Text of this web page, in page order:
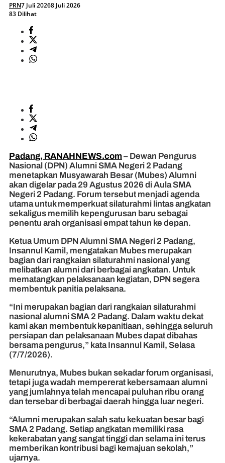
PRN7 Juli 20268 Juli 2026
83 Dilihat
Padang, RANAHNEWS.com– Dewan Pengurus
Nasional (DPN) Alumni SMA Negeri 2 Padang
menetapkan Musyawarah Besar (Mubes) Alumni
akan digelar pada 29 Agustus 2026 di Aula SMA
Negeri 2 Padang. Forum tersebut menjadi agenda
utama untuk memperkuat silaturahmi lintas angkatan
sekaligus memilih kepengurusan baru sebagai
penentu arah organisasi empat tahun ke depan.
Ketua Umum DPN Alumni SMA Negeri 2 Padang,
Insannul Kamil, mengatakan Mubes merupakan
bagian dari rangkaian silaturahmi nasional yang
melibatkan alumni dari berbagai angkatan. Untuk
mematangkan pelaksanaan kegiatan, DPN segera
membentuk panitia pelaksana.
“Ini merupakan bagian dari rangkaian silaturahmi
nasional alumni SMA 2 Padang. Dalam waktu dekat
kami akan membentuk kepanitiaan, sehingga seluruh
persiapan dan pelaksanaan Mubes dapat dibahas
bersama pengurus,” kata Insannul Kamil, Selasa
(7/7/2026).
Menurutnya, Mubes bukan sekadar forum organisasi,
tetapi juga wadah mempererat kebersamaan alumni
yang jumlahnya telah mencapai puluhan ribu orang
dan tersebar di berbagai daerah hingga luar negeri.
“Alumni merupakan salah satu kekuatan besar bagi
SMA 2 Padang. Setiap angkatan memiliki rasa
kekerabatan yang sangat tinggi dan selama ini terus
memberikan kontribusi bagi kemajuan sekolah,”
ujarnya.